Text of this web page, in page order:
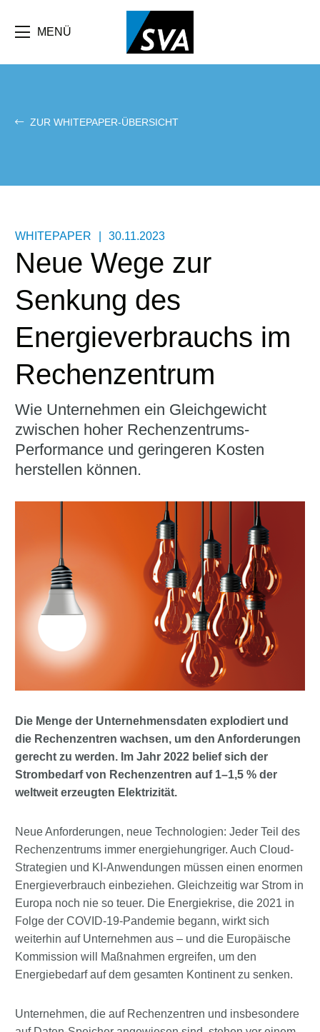
Inhalt
MENÜ
ZUR WHITEPAPER-ÜBERSICHT
WHITEPAPER 30.11.2023
Neue Wege zur
Senkung des
Energieverbrauchs im
Rechenzentrum
Wie Unternehmen ein Gleichgewicht
zwischen hoher Rechenzentrums-
Performance und geringeren Kosten
herstellen können.
Die Menge der Unternehmensdaten explodiert und
die Rechenzentren wachsen, um den Anforderungen
gerecht zu werden. Im Jahr 2022 belief sich der
Strombedarf von Rechenzentren auf 1–1,5 % der
weltweit erzeugten Elektrizität.
Neue Anforderungen, neue Technologien: Jeder Teil des
Rechenzentrums immer energiehungriger. Auch Cloud-
Strategien und KI-Anwendungen müssen einen enormen
Energieverbrauch einbeziehen. Gleichzeitig war Strom in
Europa noch nie so teuer. Die Energiekrise, die 2021 in
Folge der COVID-19-Pandemie begann, wirkt sich
weiterhin auf Unternehmen aus – und die Europäische
Kommission will Maßnahmen ergreifen, um den
Energiebedarf auf dem gesamten Kontinent zu senken.
Unternehmen, die auf Rechenzentren und insbesondere